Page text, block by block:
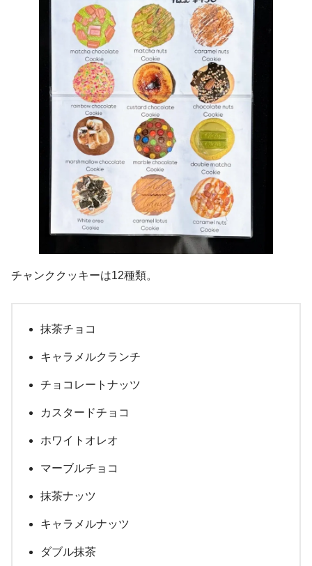
チャンククッキーは12種類。
抹茶チョコ
キャラメルクランチ
チョコレートナッツ
カスタードチョコ
ホワイトオレオ
マーブルチョコ
抹茶ナッツ
キャラメルナッツ
ダブル抹茶